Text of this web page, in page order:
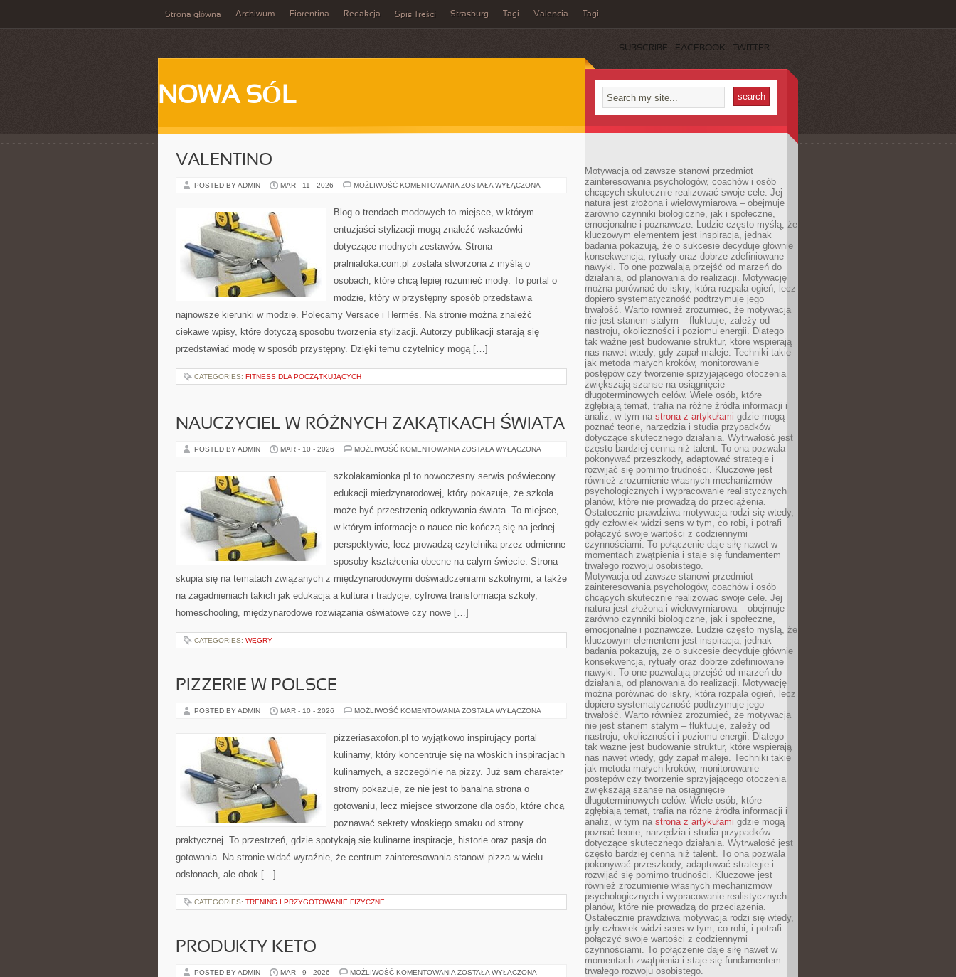
Strona główna Archiwum Fiorentina Redakcja Spis Treści Strasburg Tagi Valencia Tagi
SUBSCRIBE FACEBOOK TWITTER
NOWA SÓL
VALENTINO
POSTED BY ADMIN MAR - 11 - 2026 MOŻLIWOŚĆ KOMENTOWANIA VALENTINO
ZOSTAŁA WYŁĄCZONA
Blog o trendach modowych to miejsce, w którym
entuzjaści stylizacji mogą znaleźć wskazówki
dotyczące modnych zestawów. Strona
pralniafoka.com.pl została stworzona z myślą o
osobach, które chcą lepiej rozumieć modę. To portal o
modzie, który w przystępny sposób przedstawia
najnowsze kierunki w modzie. Polecamy Versace i Hermès. Na stronie można znaleźć
ciekawe wpisy, które dotyczą sposobu tworzenia stylizacji. Autorzy publikacji starają się
przedstawiać modę w sposób przystępny. Dzięki temu czytelnicy mogą […]
CATEGORIES: FITNESS DLA POCZĄTKUJĄCYCH
NAUCZYCIEL W RÓŻNYCH ZAKĄTKACH ŚWIATA
POSTED BY ADMIN MAR - 10 - 2026 MOŻLIWOŚĆ KOMENTOWANIA NAUCZYCIEL
ZAKĄTKACH
ŚWIATA
ZOSTAŁA WYŁĄCZONA
szkolakamionka.pl to nowoczesny serwis poświęcony
edukacji międzynarodowej, który pokazuje, że szkoła
może być przestrzenią odkrywania świata. To miejsce,
w którym informacje o nauce nie kończą się na jednej
perspektywie, lecz prowadzą czytelnika przez odmienne
sposoby kształcenia obecne na całym świecie. Strona
skupia się na tematach związanych z międzynarodowymi doświadczeniami szkolnymi, a także
na zagadnieniach takich jak edukacja a kultura i tradycje, cyfrowa transformacja szkoły,
homeschooling, międzynarodowe rozwiązania oświatowe czy nowe […]
CATEGORIES: WĘGRY
PIZZERIE W POLSCE
POSTED BY ADMIN MAR - 10 - 2026 MOŻLIWOŚĆ KOMENTOWANIA PIZZERIE
ZOSTAŁA WYŁĄCZONA
pizzeriasaxofon.pl to wyjątkowo inspirujący portal
kulinarny, który koncentruje się na włoskich inspiracjach
kulinarnych, a szczególnie na pizzy. Już sam charakter
strony pokazuje, że nie jest to banalna strona o
gotowaniu, lecz miejsce stworzone dla osób, które chcą
poznawać sekrety włoskiego smaku od strony
praktycznej. To przestrzeń, gdzie spotykają się kulinarne inspiracje, historie oraz pasja do
gotowania. Na stronie widać wyraźnie, że centrum zainteresowania stanowi pizza w wielu
odsłonach, ale obok […]
CATEGORIES: TRENING I PRZYGOTOWANIE FIZYCZNE
PRODUKTY KETO
POSTED BY ADMIN MAR - 9 - 2026 MOŻLIWOŚĆ KOMENTOWANIA PRODUKTY
ZOSTAŁA WYŁĄCZONA
Motywacja od zawsze stanowi przedmiot
zainteresowania psychologów, coachów i osób
chcących skutecznie realizować swoje cele. Jej
natura jest złożona i wielowymiarowa – obejmuje
zarówno czynniki biologiczne, jak i społeczne,
emocjonalne i poznawcze. Ludzie często myślą, że
kluczowym elementem jest inspiracja, jednak
badania pokazują, że o sukcesie decyduje głównie
konsekwencja, rytuały oraz dobrze zdefiniowane
nawyki. To one pozwalają przejść od marzeń do
działania, od planowania do realizacji. Motywację
można porównać do iskry, która rozpala ogień, lecz
dopiero systematyczność podtrzymuje jego
trwałość. Warto również zrozumieć, że motywacja
nie jest stanem stałym – fluktuuje, zależy od
nastroju, okoliczności i poziomu energii. Dlatego
tak ważne jest budowanie struktur, które wspierają
nas nawet wtedy, gdy zapał maleje. Techniki takie
jak metoda małych kroków, monitorowanie
postępów czy tworzenie sprzyjającego otoczenia
zwiększają szanse na osiągnięcie
długoterminowych celów. Wiele osób, które
zgłębiają temat, trafia na różne źródła informacji i
analiz, w tym na strona z artykułami gdzie mogą
poznać teorie, narzędzia i studia przypadków
dotyczące skutecznego działania. Wytrwałość jest
często bardziej cenna niż talent. To ona pozwala
pokonywać przeszkody, adaptować strategie i
rozwijać się pomimo trudności. Kluczowe jest
również zrozumienie własnych mechanizmów
psychologicznych i wypracowanie realistycznych
planów, które nie prowadzą do przeciążenia.
Ostatecznie prawdziwa motywacja rodzi się wtedy,
gdy człowiek widzi sens w tym, co robi, i potrafi
połączyć swoje wartości z codziennymi
czynnościami. To połączenie daje siłę nawet w
momentach zwątpienia i staje się fundamentem
trwałego rozwoju osobistego.
Motywacja od zawsze stanowi przedmiot
zainteresowania psychologów, coachów i osób
chcących skutecznie realizować swoje cele. Jej
natura jest złożona i wielowymiarowa – obejmuje
zarówno czynniki biologiczne, jak i społeczne,
emocjonalne i poznawcze. Ludzie często myślą, że
kluczowym elementem jest inspiracja, jednak
badania pokazują, że o sukcesie decyduje głównie
konsekwencja, rytuały oraz dobrze zdefiniowane
nawyki. To one pozwalają przejść od marzeń do
działania, od planowania do realizacji. Motywację
można porównać do iskry, która rozpala ogień, lecz
dopiero systematyczność podtrzymuje jego
trwałość. Warto również zrozumieć, że motywacja
nie jest stanem stałym – fluktuuje, zależy od
nastroju, okoliczności i poziomu energii. Dlatego
tak ważne jest budowanie struktur, które wspierają
nas nawet wtedy, gdy zapał maleje. Techniki takie
jak metoda małych kroków, monitorowanie
postępów czy tworzenie sprzyjającego otoczenia
zwiększają szanse na osiągnięcie
długoterminowych celów. Wiele osób, które
zgłębiają temat, trafia na różne źródła informacji i
analiz, w tym na strona z artykułami gdzie mogą
poznać teorie, narzędzia i studia przypadków
dotyczące skutecznego działania. Wytrwałość jest
często bardziej cenna niż talent. To ona pozwala
pokonywać przeszkody, adaptować strategie i
rozwijać się pomimo trudności. Kluczowe jest
również zrozumienie własnych mechanizmów
psychologicznych i wypracowanie realistycznych
planów, które nie prowadzą do przeciążenia.
Ostatecznie prawdziwa motywacja rodzi się wtedy,
gdy człowiek widzi sens w tym, co robi, i potrafi
połączyć swoje wartości z codziennymi
czynnościami. To połączenie daje siłę nawet w
momentach zwątpienia i staje się fundamentem
trwałego rozwoju osobistego.